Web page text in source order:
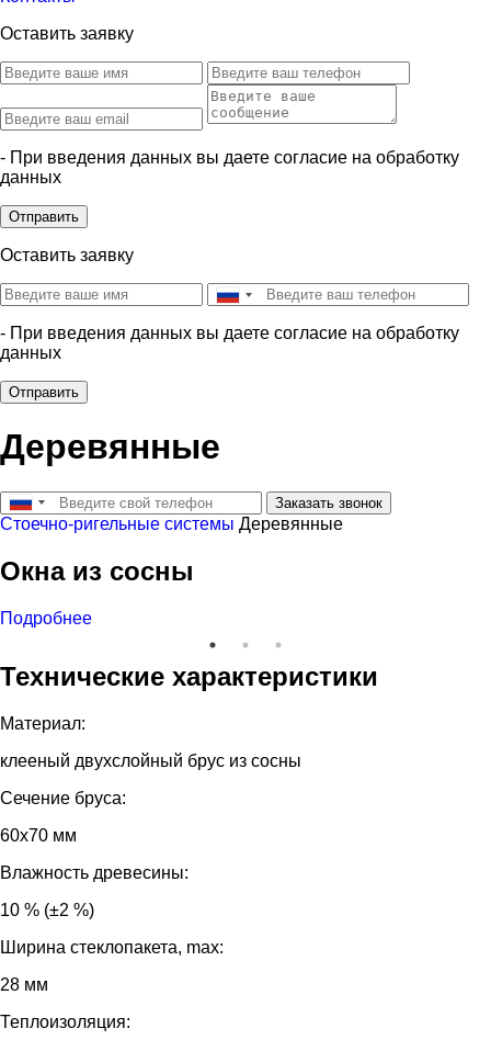
Оставить заявку
- При введения данных вы даете согласие на обработку
данных
Отправить
Оставить заявку
- При введения данных вы даете согласие на обработку
данных
Отправить
Деревянные
Заказать звонок
Стоечно-ригельные системы Деревянные
Окна из сосны
Подробнее
Технические характеристики
Материал:
клееный двухслойный брус из сосны
Сечение бруса:
60х70 мм
Влажность древесины:
10 % (±2 %)
Ширина стеклопакета, max:
28 мм
Теплоизоляция: